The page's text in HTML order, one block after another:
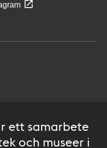
ett samarbete
och museer i